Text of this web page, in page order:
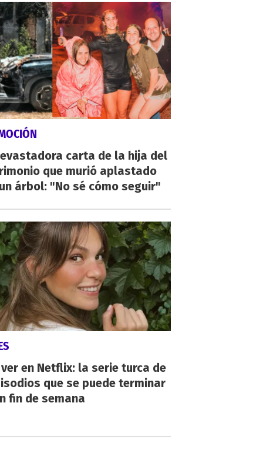
carta de la hija del
que murió aplastado
árbol: "No sé cómo seguir"
ver en Netflix: la serie turca de
que se puede terminar
fin de semana